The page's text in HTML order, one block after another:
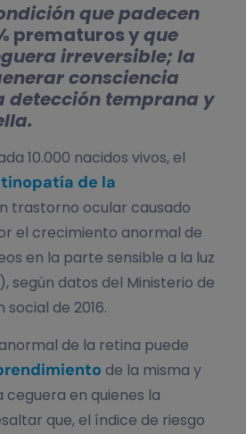
que padecen
prematuros yque
irreversible; la
consciencia
detección temprana y
10.000 nacidos vivos, el
de la
trastorno ocular causado
el crecimiento anormal de
en la parte sensible a la luz
según datos del Ministerio de
de 2016.
de la retina puede
de la misma y
en quienes la
que, el índice de riesgo